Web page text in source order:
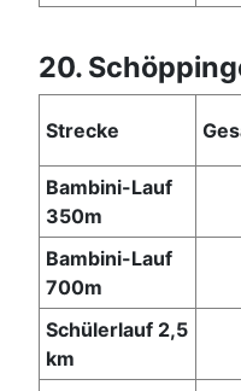
20.
Strecke
Bambini-Lauf
350m
Bambini-Lauf
700m
Schülerlauf 2,5
km